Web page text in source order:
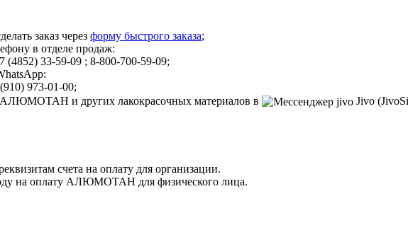
заказ через форму быстрого заказа;
в отделе продаж:
(4852) 33-59-09 ; 8-800-700-59-09;
973-01-00;
АЛЮМОТАН и других лакокрасочных материалов в
Jivo
счета на оплату для организации.
на оплату АЛЮМОТАН для физического лица.